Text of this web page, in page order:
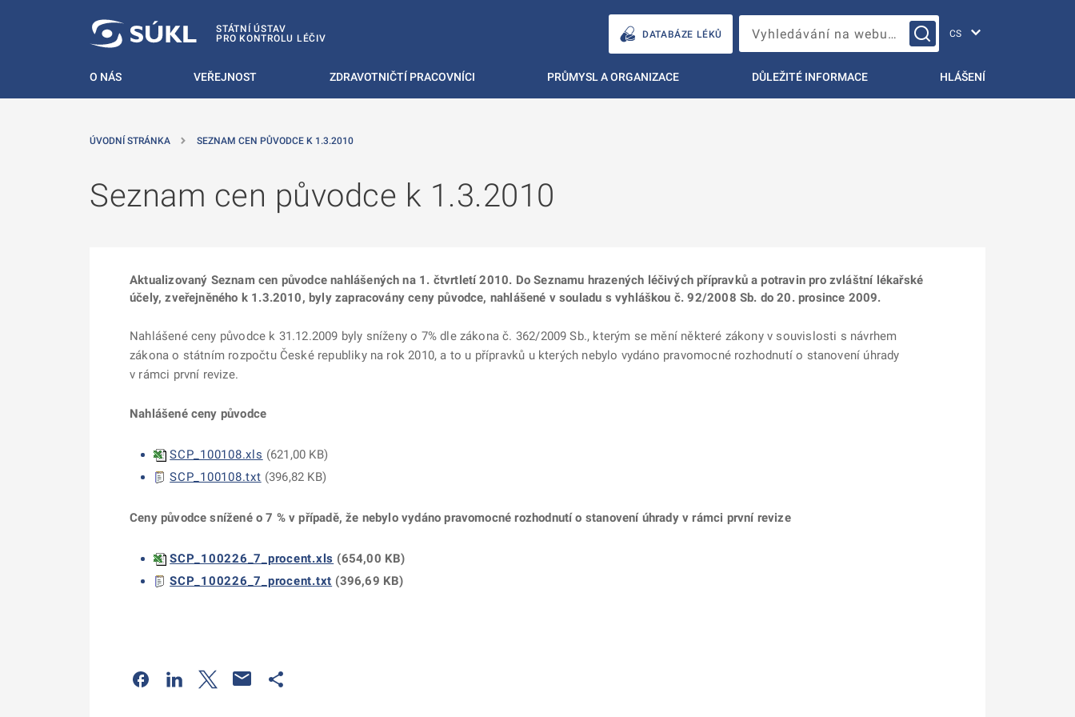
STÁTNÍ ÚSTAV
PRO KONTROLU LÉČIV
DATABÁZE LÉKŮ Vyhledávání na webu…
O NÁS VEŘEJNOST ZDRAVOTNIČTÍ PRACOVNÍCI PRŮMYSL A ORGANIZACE DŮLEŽITÉ INFORMACE HLÁŠENÍ
ÚVODNÍ STRÁNKA SEZNAM CEN PŮVODCE K 1.3.2010
Seznam cen původce k 1.3.2010
Aktualizovaný Seznam cen původce nahlášených na 1. čtvrtletí 2010. Do Seznamu hrazených léčivých přípravků a potravin pro zvláštní lékařské
účely, zveřejněného k 1.3.2010, byly zapracovány ceny původce, nahlášené v souladu s vyhláškou č. 92/2008 Sb. do 20. prosince 2009.
Nahlášené ceny původce k 31.12.2009 byly sníženy o 7% dle zákona č. 362/2009 Sb., kterým se mění některé zákony v souvislosti s návrhem
zákona o státním rozpočtu České republiky na rok 2010, a to u přípravků u kterých nebylo vydáno pravomocné rozhodnutí o stanovení úhrady
v rámci první revize.
Nahlášené ceny původce
SCP_100108.xls (621,00 KB)
SCP_100108.txt (396,82 KB)
Ceny původce snížené o 7 % v případě, že nebylo vydáno pravomocné rozhodnutí o stanovení úhrady v rámci první revize
SCP_100226_7_procent.xls (654,00 KB)
SCP_100226_7_procent.txt (396,69 KB)
Odkaz se otevře na nové kartě
Odkaz se otevře na nové kartě
Odkaz se otevře na nové kartě